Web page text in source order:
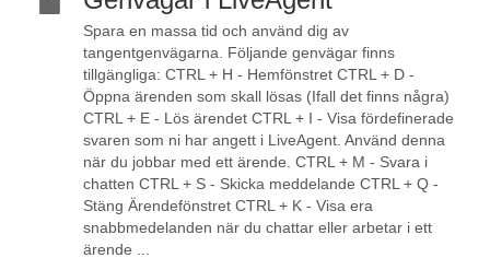
Spara en massa tid och använd dig av
tangentgenvägarna. Följande genvägar finns
tillgängliga: CTRL + H - Hemfönstret CTRL + D -
Öppna ärenden som skall lösas (Ifall det finns några)
CTRL + E - Lös ärendet CTRL + I - Visa fördefinerade
svaren som ni har angett i LiveAgent. Använd denna
när du jobbar med ett ärende. CTRL + M - Svara i
chatten CTRL + S - Skicka meddelande CTRL + Q -
Stäng Ärendefönstret CTRL + K - Visa era
snabbmedelanden när du chattar eller arbetar i ett
ärende ...